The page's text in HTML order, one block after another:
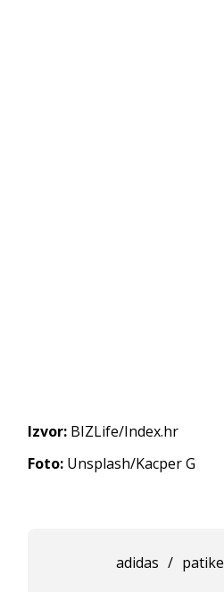
Izvor: BIZLife/Index.hr
Foto: Unsplash/Kacper G
adidas / patike